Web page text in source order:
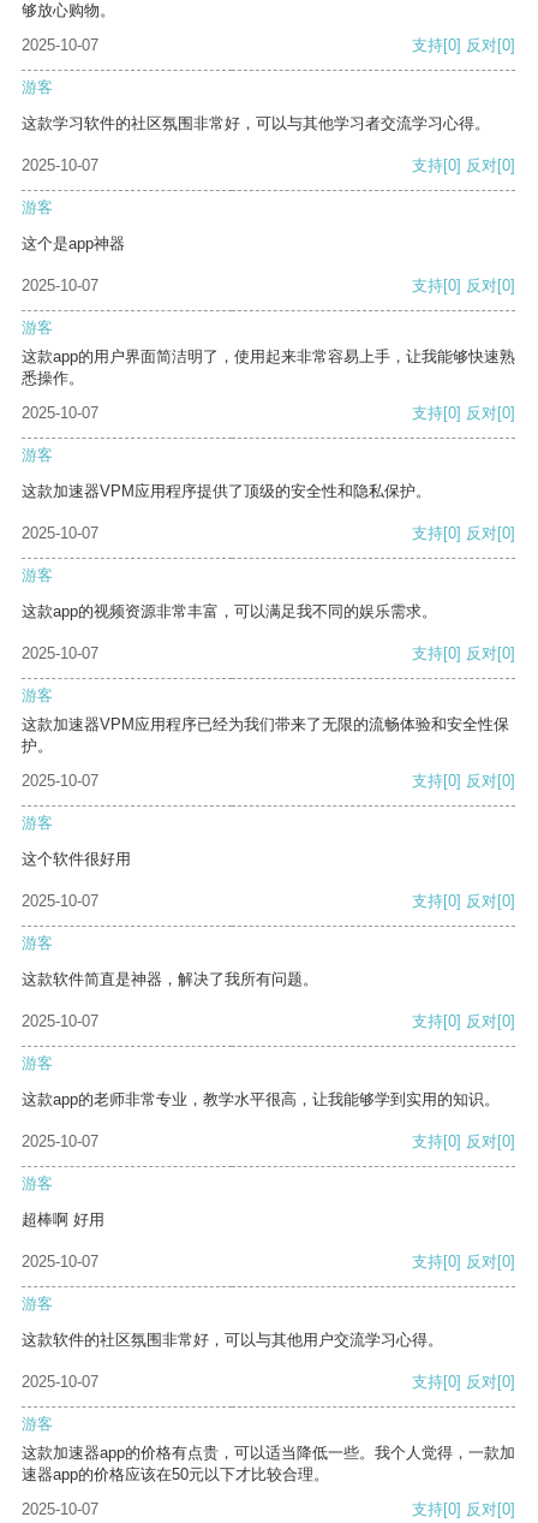
够放心购物。
2025-10-07
支持[0] 反对[0]
游客
这款学习软件的社区氛围非常好，可以与其他学习者交流学习心得。
2025-10-07 支持[0] 反对[0]
游客
这个是app神器
2025-10-07 支持[0] 反对[0]
游客
这款app的用户界面简洁明了，使用起来非常容易上手，让我能够快速熟
悉操作。
2025-10-07
支持[0] 反对[0]
游客
这款加速器VPM应用程序提供了顶级的安全性和隐私保护。
2025-10-07 支持[0] 反对[0]
游客
这款app的视频资源非常丰富，可以满足我不同的娱乐需求。
2025-10-07 支持[0] 反对[0]
游客
这款加速器VPM应用程序已经为我们带来了无限的流畅体验和安全性保
护。
2025-10-07
支持[0] 反对[0]
游客
这个软件很好用
2025-10-07 支持[0] 反对[0]
游客
这款软件简直是神器，解决了我所有问题。
2025-10-07 支持[0] 反对[0]
游客
这款app的老师非常专业，教学水平很高，让我能够学到实用的知识。
2025-10-07 支持[0] 反对[0]
游客
超棒啊 好用
2025-10-07 支持[0] 反对[0]
游客
这款软件的社区氛围非常好，可以与其他用户交流学习心得。
2025-10-07 支持[0] 反对[0]
游客
这款加速器app的价格有点贵，可以适当降低一些。我个人觉得，一款加
速器app的价格应该在50元以下才比较合理。
2025-10-07
支持[0] 反对[0]